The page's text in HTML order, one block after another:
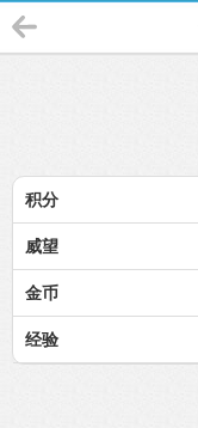
积分
威望
金币
经验